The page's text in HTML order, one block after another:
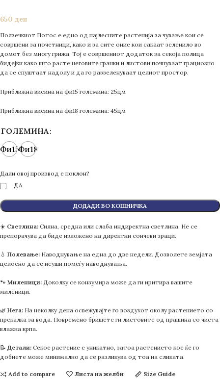
650 ден
Ползечкиот Потос е едно од најлесните растенија за чување кои се
совршени за почетници, како и за сите оние кои сакаат зеленило во
домот без многу грижа. Тој е совршениот додаток за секоја полица
бидејќи како што расте неговите гранки и листови почнуваат грациозно
да се спуштаат надолу и да го раззеленуваат целиот простор.
Приближна висина на фи15 големина: 25цм
Приближна висина на фи18 големина: 45цм
ГОЛЕМИНА
Фи15Фи18
Дали овој производ е поклон?
ДА
ДОДАДИ ВО КОШНИЧКА
☀️ Светлина: Силна, средна или слаба индиректна светлина. Не се
препорачува да биде изложено на директни сончеви зраци.
💧 Полевање: Наводнување на една до две недели. Дозволете земјата
целосно да се исуши помеѓу наводнувања.
🐾 Миленици: Доколку се конзумира може да ги иритира вашите
миленици.
🌿 Нега: На неколку дена освежувајте го воздухот околу растението со
прскалка за вода. Повремено бришете ги листовите од прашина со чиста
влажна крпа.
📝 Детали: Секое растение е уникатно, затоа растението кое ќе го
добиете може минимално да се разликува од тоа на сликата.
Add to compare Листа на желби Size Guide